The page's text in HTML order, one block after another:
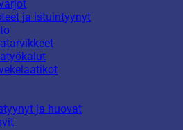
ja istuintyynyt
ja huovat